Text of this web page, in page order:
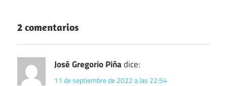
2 comentarios
José Gregorio Piñadice:
11 de septiembre de 2022 a las 22:54